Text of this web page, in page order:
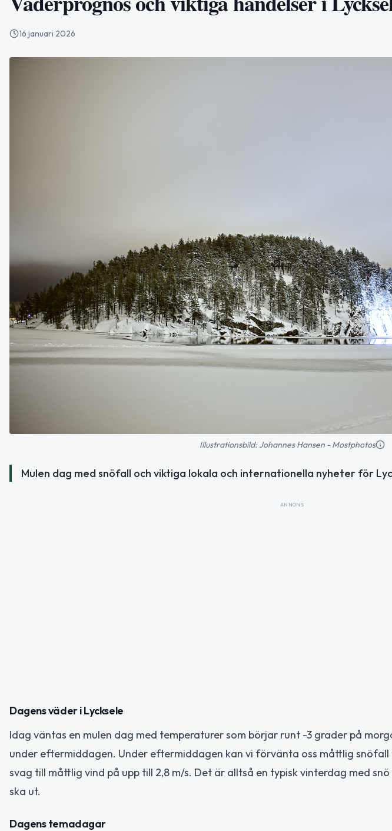
16 januari 2026
Illustrationsbild: Johannes Hansen - Mostphotos
Mulen dag med snöfall och viktiga lokala och internationella nyheter för
ANNONS
Dagens väder i Lycksele
Idag väntas en mulen dag med temperaturer som börjar runt -3 grader på
under eftermiddagen. Under eftermiddagen kan vi förvänta oss måttlig snöfall
svag till måttlig vind på upp till 2,8 m/s. Det är alltså en typisk vinterdag med
ska ut.
Dagens temadagar